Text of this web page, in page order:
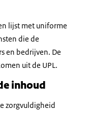
lijst met uniforme
die de
en bedrijven. De
uit de UPL.
inhoud
zorgvuldigheid